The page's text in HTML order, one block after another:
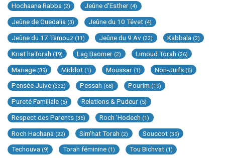
Hochaana Rabba (2) Jeûne d'Esther (4)
Jeûne de Guedalia (3) Jeûne du 10 Tévet (4)
Jeûne du 17 Tamouz (11) Jeûne du 9 Av (22) Kabbala (2)
Kriat haTorah (19) Lag Baomer (2) Limoud Torah (26)
Mariage (39) Middot (1) Moussar (1) Non-Juifs (6)
Pensée Juive (332) Pessah (68) Pourim (19)
Pureté Familiale (5) Relations & Pudeur (5)
Respect des Parents (35) Roch 'Hodech (1)
Roch Hachana (22) Sim'hat Torah (2) Souccot (39)
Techouva (9) Torah féminine (1) Tou Bichvat (1)